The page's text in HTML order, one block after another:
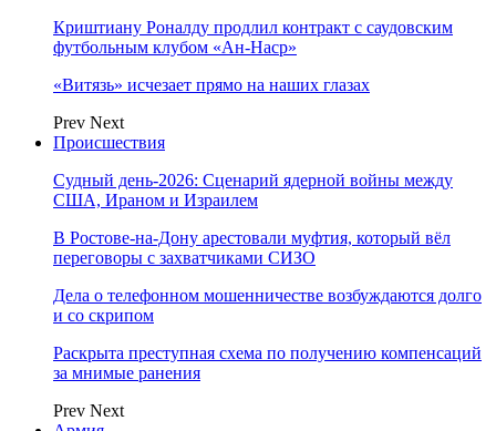
Криштиану Роналду продлил контракт с саудовским
футбольным клубом «Ан-Наср»
«Витязь» исчезает прямо на наших глазах
Prev Next
Происшествия
Судный день-2026: Сценарий ядерной войны между
США, Ираном и Израилем
В Ростове-на-Дону арестовали муфтия, который вёл
переговоры с захватчиками СИЗО
Дела о телефонном мошенничестве возбуждаются долго
и со скрипом
Раскрыта преступная схема по получению компенсаций
за мнимые ранения
Prev Next